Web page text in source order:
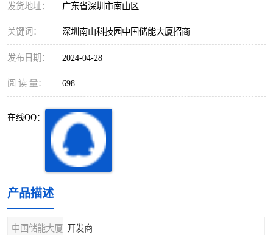
发货地址： 广东省深圳市南山区
关键词： 深圳南山科技园中国储能大厦招商
发布日期： 2024-04-28
阅 读 量： 698
在线QQ：
产品描述
中国储能大厦 开发商
中心区
南山区 西丽
深圳超级总部基地 后海
龙岗区